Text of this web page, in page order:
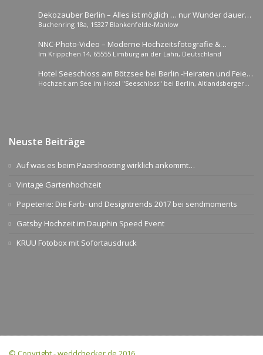
Dekozauber Berlin – Alles ist möglich … nur Wunder dauern
etwas länger.
Buchenring 18a, 15327 Blankenfelde-Mahlow
NNC-Photo-Video – Moderne Hochzeitsfotografie &
Hochzeitsvideografie
Im Krippchen 14, 65555 Limburg an der Lahn, Deutschland
Hotel Seeschloss am Bötzsee bei Berlin -Heiraten und Feiern
mit 20-120 Gästen.
Hochzeit am See im Hotel "Seeschloss" bei Berlin, Altlandsberger
Neuste Beiträge
Auf was es beim Paarshooting wirklich ankommt…
Vintage Gartenhochzeit
Papeterie: Die Farb- und Designtrends 2017 bei sendmoments
Gatsby Hochzeit im Dauphin Speed Event
KRUU Fotobox mit Sofortausdruck